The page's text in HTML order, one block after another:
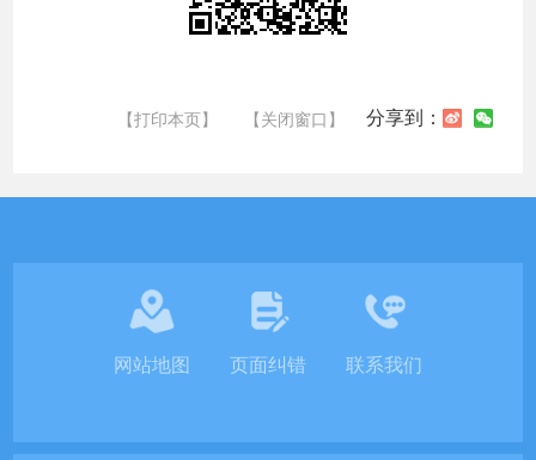
【打印本页】 【关闭窗口】 分享到：
网站地图 页面纠错 联系我们